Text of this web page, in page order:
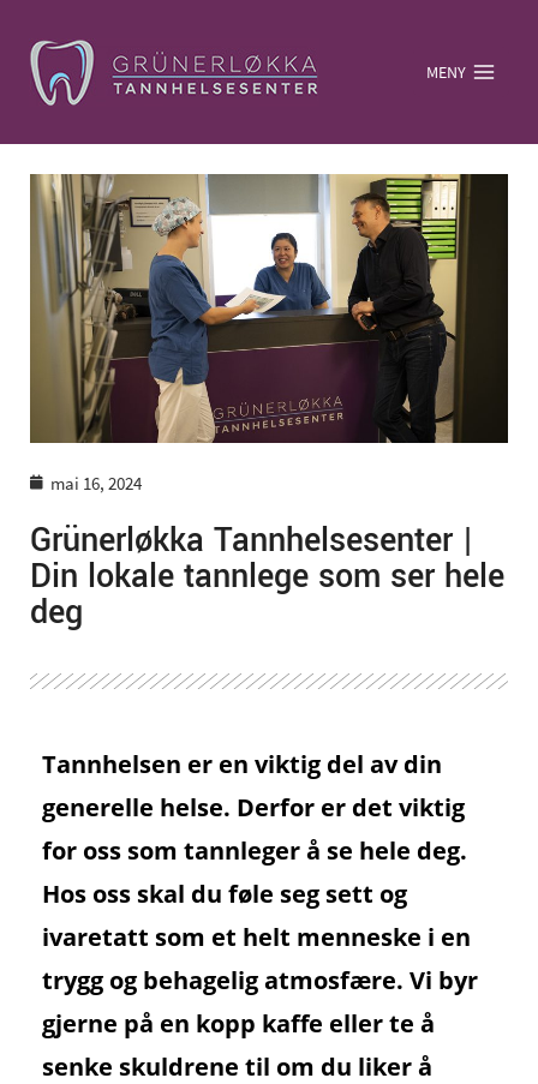
MENY
mai 16, 2024
Grünerløkka Tannhelsesenter |
Din lokale tannlege som ser hele
deg
Tannhelsen er en viktig del av din
generelle helse. Derfor er det viktig
for oss som tannleger å se hele deg.
Hos oss skal du føle seg sett og
ivaretatt som et helt menneske i en
trygg og behagelig atmosfære. Vi byr
gjerne på en kopp kaffe eller te å
senke skuldrene til om du liker å